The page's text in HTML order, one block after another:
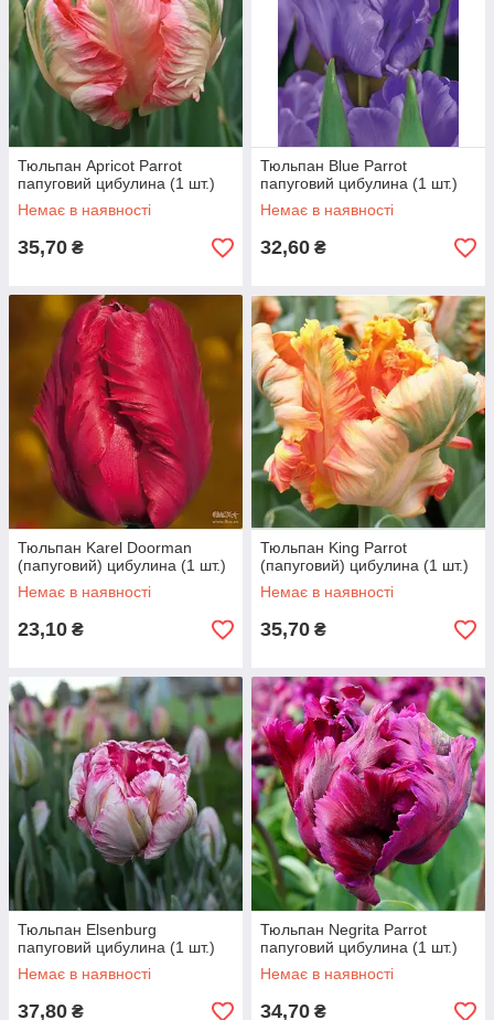
Тюльпан Apricot Parrot
папуговий цибулина (1 шт.)
Немає в наявності
35,70 ₴
Тюльпан Blue Parrot
папуговий цибулина (1 шт.)
Немає в наявності
32,60 ₴
Тюльпан Karel Doorman
(папуговий) цибулина (1 шт.)
Немає в наявності
23,10 ₴
Тюльпан King Parrot
(папуговий) цибулина (1 шт.)
Немає в наявності
35,70 ₴
Тюльпан Elsenburg
папуговий цибулина (1 шт.)
Немає в наявності
37,80 ₴
Тюльпан Negrita Parrot
папуговий цибулина (1 шт.)
Немає в наявності
34,70 ₴